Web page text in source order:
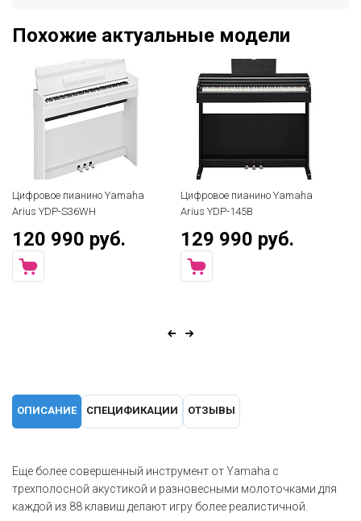
Похожие актуальные модели
Цифровое пианино Yamaha
Arius YDP-S36WH
120 990 руб.
Цифровое пианино Yamaha
Arius YDP-145B
129 990 руб.
ОПИСАНИЕ СПЕЦИФИКАЦИИ ОТЗЫВЫ
Еще более совершенный инструмент от Yamaha с
трехполосной акустикой и разновесными молоточками для
каждой из 88 клавиш делают игру более реалистичной.